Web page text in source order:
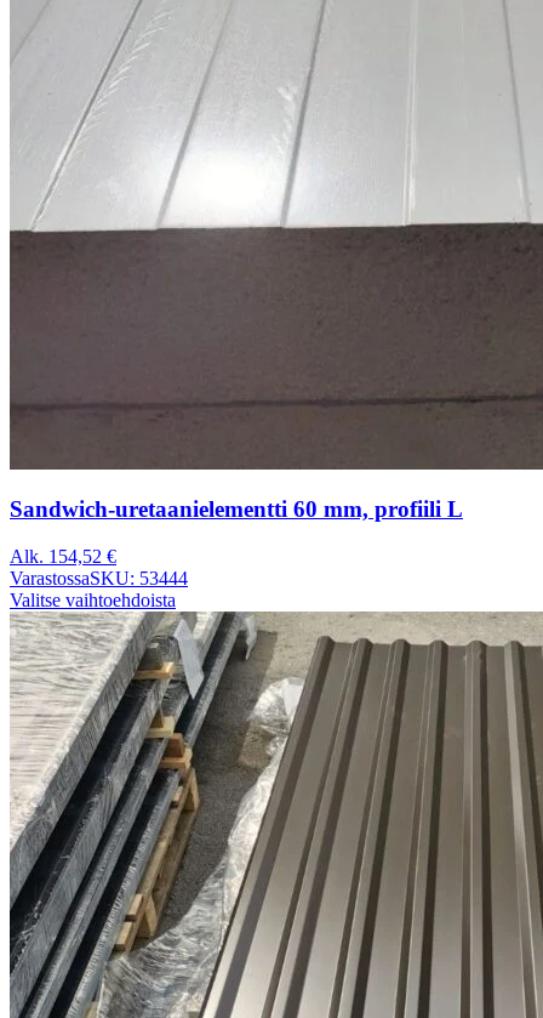
Sandwich-uretaanielementti 60 mm, profiili L
Alk. 154,52 €
VarastossaSKU: 53444
Valitse vaihtoehdoista